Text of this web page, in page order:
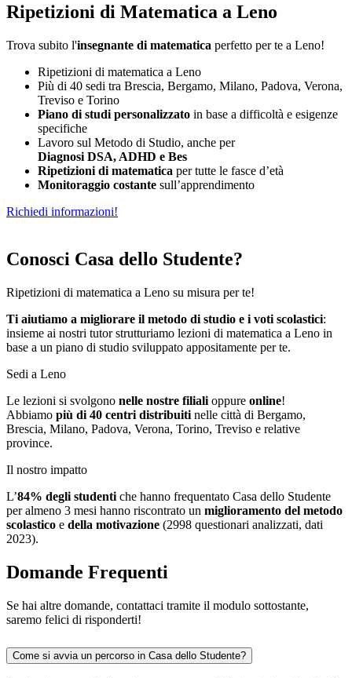
Ripetizioni di Matematica a Leno
Trova subito l'insegnante di matematica perfetto per te a Leno!
Ripetizioni di matematica a Leno
Più di 40 sedi tra Brescia, Bergamo, Milano, Padova, Verona,
Treviso e Torino
Piano di studi personalizzato in base a difficoltà e esigenze
specifiche
Lavoro sul Metodo di Studio, anche per
Diagnosi DSA, ADHD e Bes
Ripetizioni di matematica per tutte le fasce d’età
Monitoraggio costante sull’apprendimento
Richiedi informazioni!
Conosci Casa dello Studente?
Ripetizioni di matematica a Leno su misura per te!
Ti aiutiamo a migliorare il metodo di studio e i voti scolastici:
insieme ai nostri tutor strutturiamo lezioni di matematica a Leno in
base a un piano di studio sviluppato appositamente per te.
Sedi a Leno
Le lezioni si svolgono nelle nostre filiali oppure online!
Abbiamo più di 40 centri distribuiti nelle città di Bergamo,
Brescia, Milano, Padova, Verona, Torino, Treviso e relative
province.
Il nostro impatto
L’84% degli studenti che hanno frequentato Casa dello Studente
per almeno 3 mesi hanno riscontrato un miglioramento del metodo
scolastico e della motivazione (2998 questionari analizzati, dati
2023).
Domande Frequenti
Se hai altre domande, contattaci tramite il modulo sottostante,
saremo felici di risponderti!
Come si avvia un percorso in Casa dello Studente?